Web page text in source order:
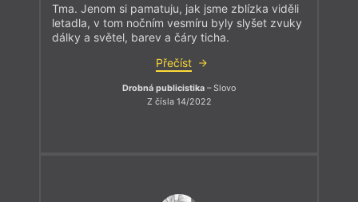
Tma. Jenom si pamatuju, jak jsme zblízka viděli
letadla, v tom nočním vesmíru byly slyšet zvuky
dálky a světel, barev a čáry ticha.
Přečíst
Drobná publicistika – Slovo
Z čísla 14/2022